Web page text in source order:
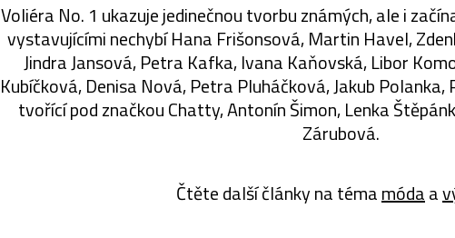
Voliéra No. 1 ukazuje jedinečnou tvorbu známých, ale i
vystavujícími nechybí Hana Frišonsová, Martin Havel,
Jindra Jansová, Petra Kafka, Ivana Kaňovská, Libor
Kubíčková, Denisa Nová, Petra Pluháčková, Jakub Polanka,
tvořící pod značkou Chatty, Antonín Šimon, Lenka
Zárubová.
Čtěte další články na témamódaa